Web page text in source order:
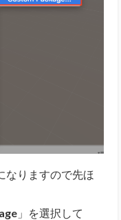
なりますので先ほ
」を選択して